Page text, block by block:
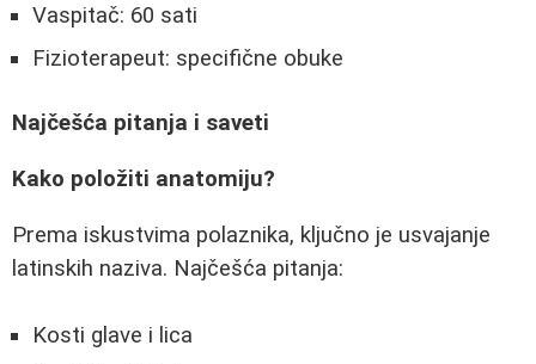
Vaspitač: 60 sati
Fizioterapeut: specifične obuke
Najčešća pitanja i saveti
Kako položiti anatomiju?
Prema iskustvima polaznika, ključno je usvajanje
latinskih naziva. Najčešća pitanja:
Kosti glave i lica